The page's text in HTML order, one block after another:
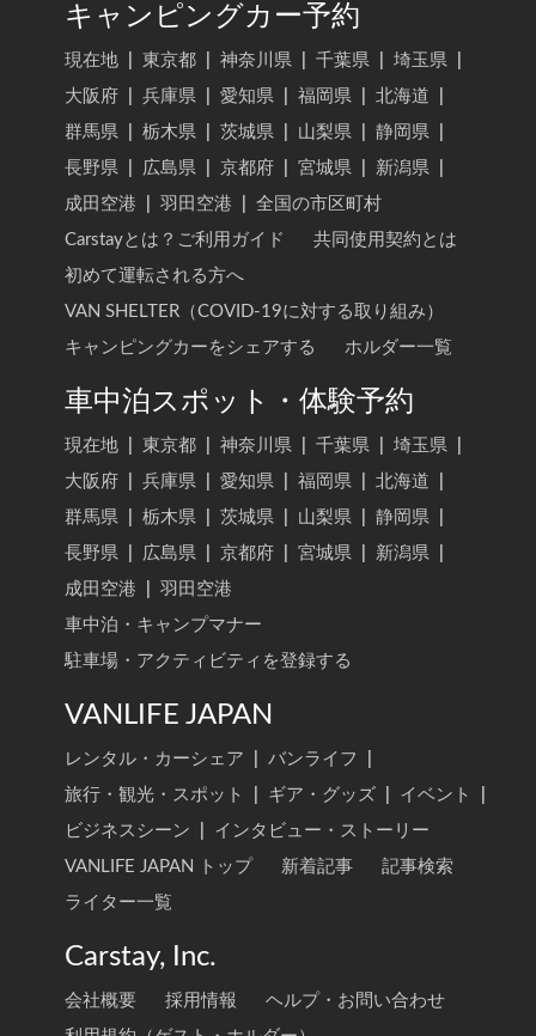
キャンピングカー予約
現在地 東京都 神奈川県 千葉県 埼玉県
大阪府
兵庫県 愛知県 福岡県 北海道
群馬県
栃木県 茨城県 山梨県 静岡県
長野県
広島県 京都府 宮城県 新潟県
成田空港
羽田空港
全国の市区町村
Carstayとは？ご利用ガイド
共同使用契約とは
初めて運転される方へ
VAN SHELTER（COVID-19に対する取り組み）
キャンピングカーをシェアする
ホルダー一覧
車中泊スポット・体験予約
現在地 東京都 神奈川県 千葉県 埼玉県
大阪府
兵庫県 愛知県 福岡県 北海道
群馬県
栃木県 茨城県 山梨県 静岡県
長野県
広島県 京都府 宮城県 新潟県
成田空港
羽田空港
車中泊・キャンプマナー
駐車場・アクティビティを登録する
VANLIFE JAPAN
レンタル・カーシェア バンライフ
旅行・観光・スポット
ギア・グッズ イベント
ビジネスシーン
インタビュー・ストーリー
VANLIFE JAPAN トップ
新着記事
記事検索
ライター一覧
Carstay, Inc.
会社概要 採用情報
ヘルプ・お問い合わせ